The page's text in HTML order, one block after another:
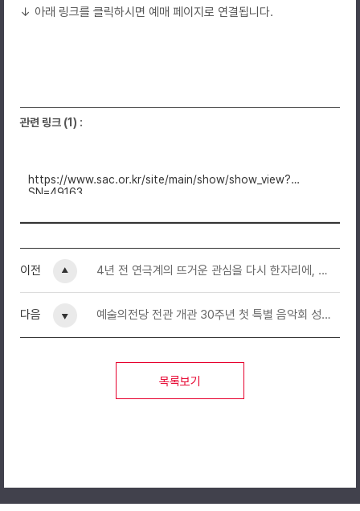
↓ 아래 링크를 클릭하시면 예매 페이지로 연결됩니다.
관련 링크 (1) :
https://www.sac.or.kr/site/main/show/show_view?
SN=49163
이전 4년 전 연극계의 뜨거운 관심을 다시 한자리에, 연극 "추남, 미녀"(4.12~5.21)
다음 예술의전당 전관 개관 30주년 첫 특별 음악회 성료(2.14)
목록보기